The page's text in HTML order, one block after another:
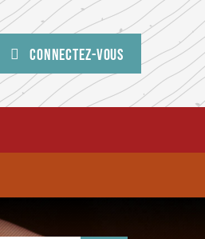
Connectez-vous